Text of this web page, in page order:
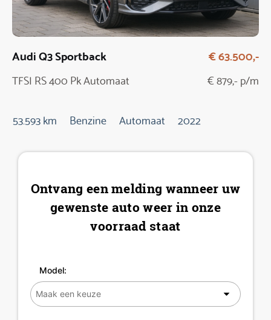
Audi Q3 Sportback
TFSI RS 400 Pk Automaat
€ 63.500,-
€ 879,- p/m
53.593 km Benzine Automaat 2022
Ontvang een melding wanneer uw
gewenste auto weer in onze
voorraad staat
Model: